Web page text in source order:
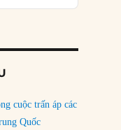
tư mạo
cuộc trấn áp các
Quốc